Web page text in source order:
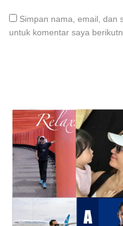
Simpan nama, email, dan
untuk komentar saya